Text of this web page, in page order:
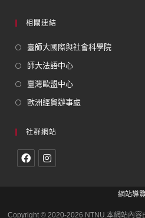
相關連結
臺師大國際與社會科學院
師大法語中心
臺灣歐盟中心
歐洲經貿辦事處
社群網站
網站導
Copyright © 2020-2026 NTNU.本網站內容